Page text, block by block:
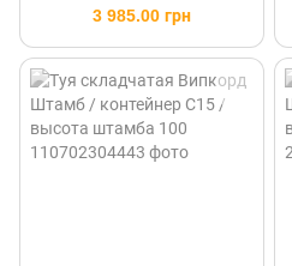
40-60
3 985.00 грн